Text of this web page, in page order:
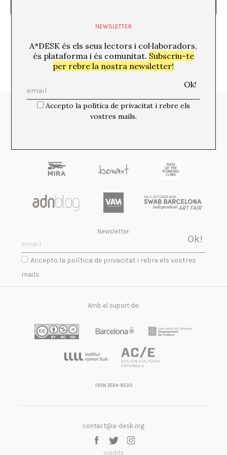
El desordre del discurs
Media Partners:
Newsletter:
Accepto la política de privacitat i rebre els vostres
mails.
Amb el suport de:
ISSN 2564-8330
contact@a-desk.org
credits
NEWSLETTER
A*DESK és els seus lectors i col·laboradors,
és plataforma i és comunitat. Subscriu-te
per rebre la nostra newsletter!
Accepto la política de privacitat i rebre els
vostres mails.